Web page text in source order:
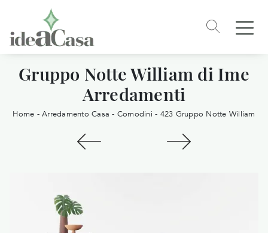
Gruppo Notte William di Ime
Arredamenti
Home -Arredamento Casa - Comodini - 423 Gruppo Notte William